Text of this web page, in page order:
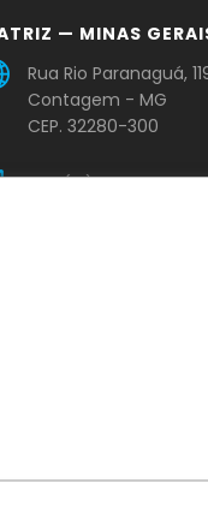
— MINAS
Rua Rio Paranaguá,
Contagem - MG
CEP. 32280-300
+55 (31) 2565-2005